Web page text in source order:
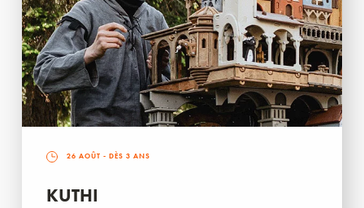
26 AOÛT - DÈS 3 ANS
KUTHI